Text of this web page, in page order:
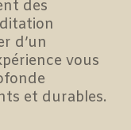
des
d’un
vous
et durables.